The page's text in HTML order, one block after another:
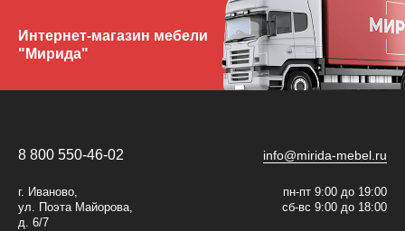
Интернет-магазин мебели
"Мирида"
info@mirida-mebel.ru
г. Иваново,
ул. Поэта Майорова,
д. 6/7
пн-пт 9:00 до 19:00
сб-вс 9:00 до 18:00
8 800 550-46-02